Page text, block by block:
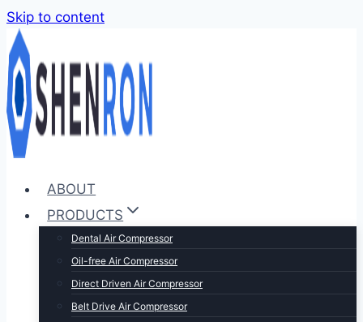
Skip to content
ABOUT
PRODUCTS
Dental Air Compressor
Oil-free Air Compressor
Direct Driven Air Compressor
Belt Drive Air Compressor